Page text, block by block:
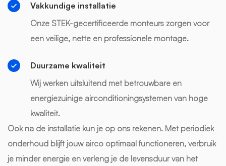
Vakkundige installatie
Onze STEK-gecertificeerde monteurs zorgen voor
een veilige, nette en professionele montage.
Duurzame kwaliteit
Wij werken uitsluitend met betrouwbare en
energiezuinige airconditioningsystemen van hoge
kwaliteit.
Ook na de installatie kun je op ons rekenen. Met periodiek
onderhoud blijft jouw airco optimaal functioneren, verbruik
je minder energie en verleng je de levensduur van het